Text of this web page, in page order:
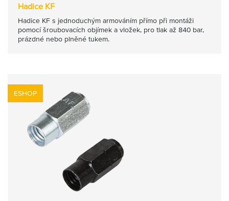
Hadice KF
Hadice KF s jednoduchým armováním přímo při montáži
pomocí šroubovacích objímek a vložek, pro tlak až 840 bar,
prázdné nebo plněné tukem.
ESHOP